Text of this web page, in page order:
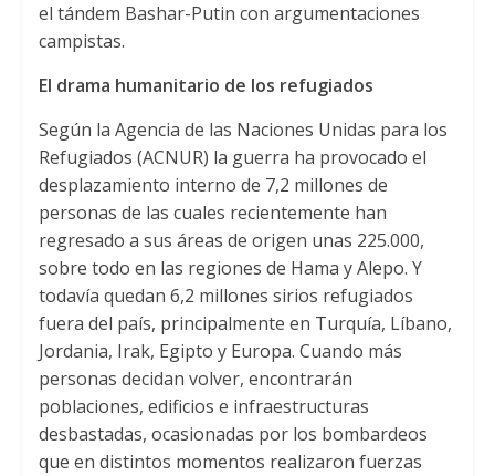
el tándem Bashar-Putin con argumentaciones
campistas.
El drama humanitario de los refugiados
Según la Agencia de las Naciones Unidas para los
Refugiados (ACNUR) la guerra ha provocado el
desplazamiento interno de 7,2 millones de
personas de las cuales recientemente han
regresado a sus áreas de origen unas 225.000,
sobre todo en las regiones de Hama y Alepo. Y
todavía quedan 6,2 millones sirios refugiados
fuera del país, principalmente en Turquía, Líbano,
Jordania, Irak, Egipto y Europa. Cuando más
personas decidan volver, encontrarán
poblaciones, edificios e infraestructuras
desbastadas, ocasionadas por los bombardeos
que en distintos momentos realizaron fuerzas